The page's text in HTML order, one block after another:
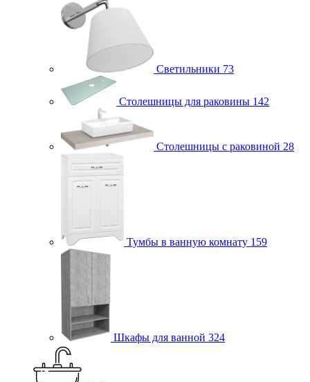
Светильники 73
Столешницы для раковины 142
Столешницы с раковиной 28
Тумбы в ванную комнату 159
Шкафы для ванной 324